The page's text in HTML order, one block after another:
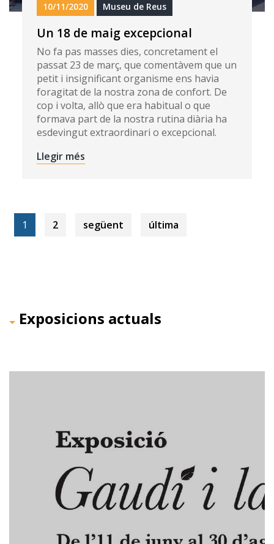
10/11/2020 Museu de Reus
Un 18 de maig excepcional
No fa pas masses dies, concretament el
passat 23 de març, que comentàvem que un
petit i insignificant organisme ens havia
foragitat de la nostra zona de confort. De
cop i volta, allò que era habitual o que
formava part de la nostra rutina diària ha
esdevingut extraordinari o excepcional.
Llegir més
1 2 següent última
Exposicions actuals